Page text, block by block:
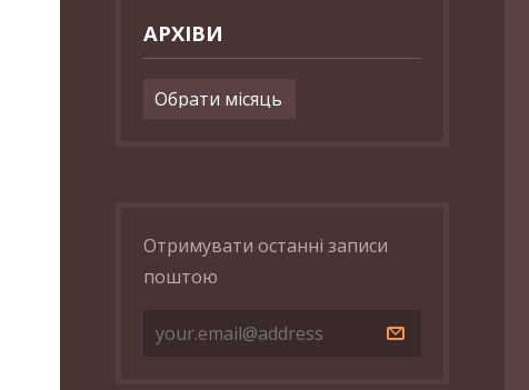
АРХІВИ
Архіви
Отримувати останні записи
поштою